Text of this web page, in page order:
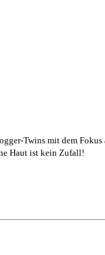
Twins mit dem
Haut ist kein Zufall!